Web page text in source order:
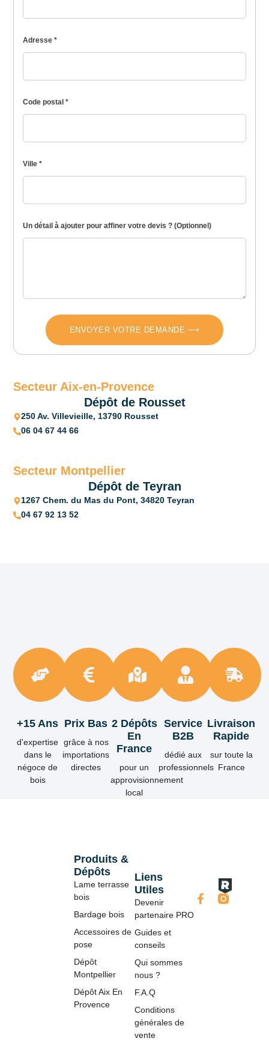
Adresse *
Code postal *
Ville *
Un détail à ajouter pour affiner votre devis ? (Optionnel)
ENVOYER VOTRE DEMANDE ⟶
Secteur Montpellier
Dépôt de Teyran
1267 Chem. du Mas du Pont, 34820 Teyran
04 67 92 13 52
Secteur Aix-en-Provence
Dépôt de Rousset
250 Av. Villevieille, 13790 Rousset
06 04 67 44 66
+15 Ans
d'expertise
dans le
négoce de
bois
Prix Bas
grâce à nos
importations
directes
2 Dépôts
En
France
pour un
approvisionnement
local
Service
B2B
dédié aux
professionnels
Livraison
Rapide
sur toute la
France
Produits &
Dépôts
Lame terrasse
bois
Bardage bois
Accessoires de
pose
Dépôt
Montpellier
Dépôt Aix En
Provence
Liens
Utiles
Devenir
partenaire PRO
Guides et
conseils
Qui sommes
nous ?
F.A.Q
Conditions
générales de
vente